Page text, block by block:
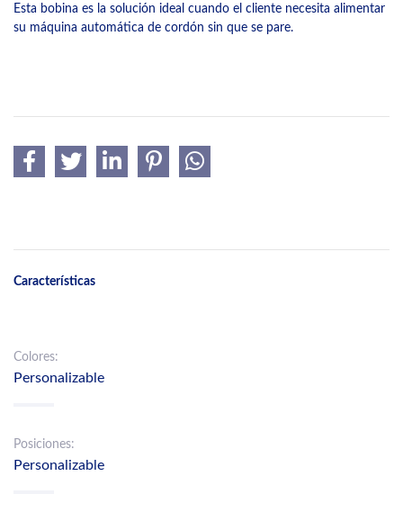
Esta bobina es la solución ideal cuando el cliente necesita alimentar
su máquina automática de cordón sin que se pare.
Características
Colores:
Personalizable
Posiciones:
Personalizable